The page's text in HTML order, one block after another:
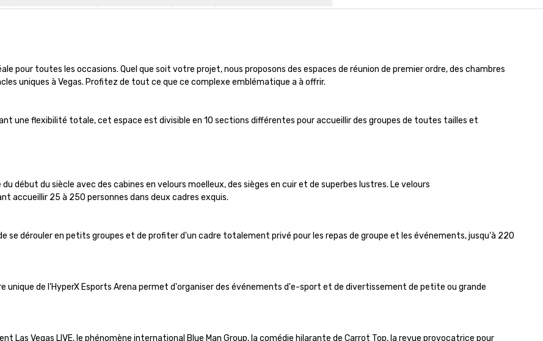
pour toutes les occasions. Quel que soit votre projet, nous proposons des espaces de réunion de premier ordre, des chambres
uniques à Vegas. Profitez de tout ce que ce complexe emblématique a à offrir.
une flexibilité totale, cet espace est divisible en 10 sections différentes pour accueillir des groupes de toutes tailles et
début du siècle avec des cabines en velours moelleux, des sièges en cuir et de superbes lustres. Le velours
accueillir 25 à 250 personnes dans deux cadres exquis.
se dérouler en petits groupes et de profiter d'un cadre totalement privé pour les repas de groupe et les événements, jusqu'à 220
de l'HyperX Esports Arena permet d'organiser des événements d'e-sport et de divertissement de petite ou grande
Las Vegas LIVE, le phénomène international Blue Man Group, la comédie hilarante de Carrot Top, la revue provocatrice pour